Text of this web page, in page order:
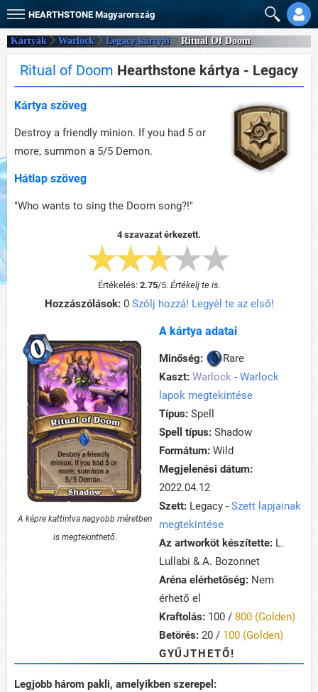
HEARTHSTONE Magyarország
Kártyák Warlock Legacy kártyái Ritual Of Doom
Ritual of Doom Hearthstone kártya - Legacy
Kártya szöveg
Destroy a friendly minion. If you had 5 or
more, summon a 5/5 Demon.
Hátlap szöveg
"Who wants to sing the Doom song?!"
4 szavazat érkezett.
Értékelés: 2.75/5. Értékelj te is.
Hozzászólások:0 Szólj hozzá! Legyél te az első!
A képre kattintva nagyobb méretben
is megtekinthető.
A kártya adatai
Minőség:
Rare
Kaszt: Warlock - Warlock
lapok megtekintése
Típus: Spell
Spell típus: Shadow
Formátum: Wild
Megjelenési dátum:
2022.04.12
Szett: Legacy - Szett lapjainak
megtekintése
Az artworköt készítette: L.
Lullabi & A. Bozonnet
Aréna elérhetőség: Nem
érhető el
Kraftolás: 100 / 800 (Golden)
Betörés: 20 / 100 (Golden)
GYŰJTHETŐ!
Legjobb három pakli, amelyikben szerepel: